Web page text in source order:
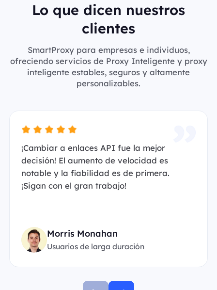
Lo que dicen nuestros
clientes
SmartProxy para empresas e individuos,
ofreciendo servicios de Proxy Inteligente y proxy
inteligente estables, seguros y altamente
personalizables.
¡Cambiar a enlaces API fue la mejor
decisión! El aumento de velocidad es
notable y la fiabilidad es de primera.
¡Sigan con el gran trabajo!
Morris Monahan
Usuarios de larga duración